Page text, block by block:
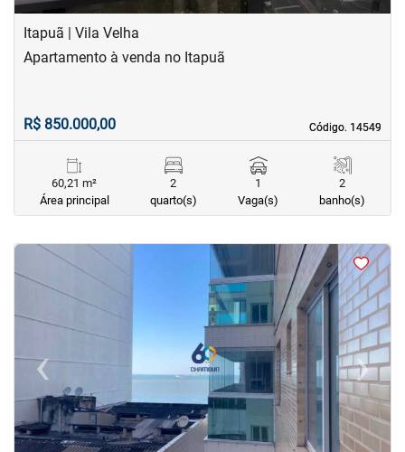
Itapuã | Vila Velha
Código. 14549
Código. 14549
Apartamento à venda no Itapuã
R$ 850.000,00
60,21 m²
Área principal
2
quarto(s)
1
Vaga(s)
2
banho(s)
< <
‹Previous ›Next